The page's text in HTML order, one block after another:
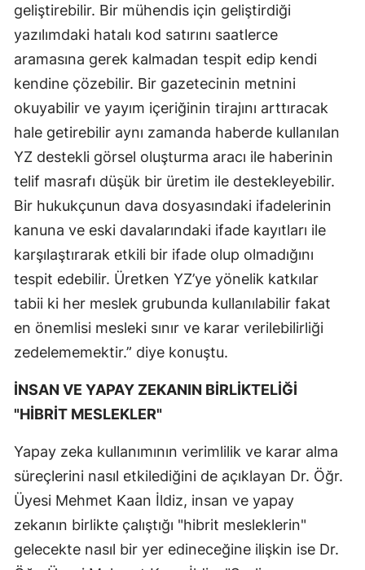
geliştirebilir. Bir mühendis için geliştirdiği
yazılımdaki hatalı kod satırını saatlerce
aramasına gerek kalmadan tespit edip kendi
kendine çözebilir. Bir gazetecinin metnini
okuyabilir ve yayım içeriğinin tirajını arttıracak
hale getirebilir aynı zamanda haberde kullanılan
YZ destekli görsel oluşturma aracı ile haberinin
telif masrafı düşük bir üretim ile destekleyebilir.
Bir hukukçunun dava dosyasındaki ifadelerinin
kanuna ve eski davalarındaki ifade kayıtları ile
karşılaştırarak etkili bir ifade olup olmadığını
tespit edebilir. Üretken YZ’ye yönelik katkılar
tabii ki her meslek grubunda kullanılabilir fakat
en önemlisi mesleki sınır ve karar verilebilirliği
zedelememektir.” diye konuştu.
İNSAN VE YAPAY ZEKANIN BİRLİKTELİĞİ
"HİBRİT MESLEKLER"
Yapay zeka kullanımının verimlilik ve karar alma
süreçlerini nasıl etkilediğini de açıklayan Dr. Öğr.
Üyesi Mehmet Kaan İldiz, insan ve yapay
zekanın birlikte çalıştığı "hibrit mesleklerin"
gelecekte nasıl bir yer edineceğine ilişkin ise Dr.